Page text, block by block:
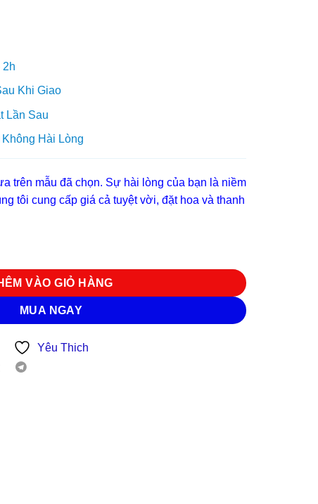
2h
Khi Giao
Lần Sau
Hài Lòng
trên mẫu đã chọn. Sự hài lòng của bạn là niềm
tôi cung cấp giá cả tuyệt vời, đặt hoa và thanh
VÀO GIỎ HÀNG
MUA NGAY
Yêu Thich